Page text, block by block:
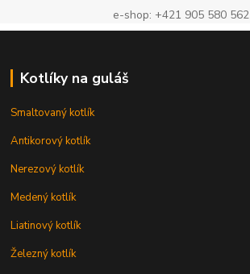
e-shop: +421 905 580 562
Kotlíky na guláš
Smaltovaný kotlík
Antikorový kotlík
Nerezový kotlík
Medený kotlík
Liatinový kotlík
Železný kotlík